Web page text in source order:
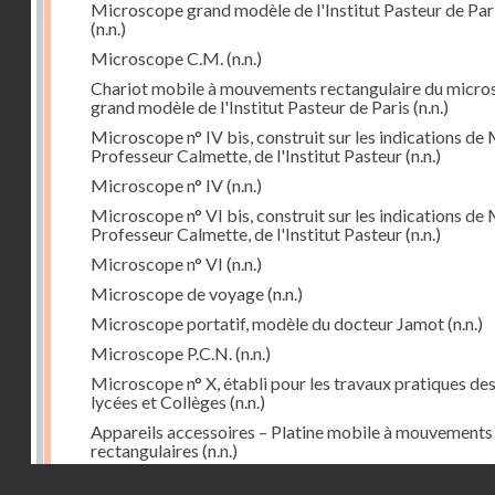
Microscope grand modèle de l'Institut Pasteur de
(n.n.)
Microscope C.M. (n.n.)
Chariot mobile à mouvements rectangulaire du
grand modèle de l'Institut Pasteur de Paris (n.n.)
Microscope n° IV bis, construit sur les indications de
Professeur Calmette, de l'Institut Pasteur(n.n.)
Microscope n° IV(n.n.)
Microscope n° VI bis, construit sur les indications de
Professeur Calmette, de l'Institut Pasteur(n.n.)
Microscope n° VI (n.n.)
Microscope de voyage(n.n.)
Microscope portatif, modèle du docteur Jamot(n.n.)
Microscope P.C.N. (n.n.)
Microscope n° X, établi pour les travaux pratiques des
lycées et Collèges (n.n.)
Appareils accessoires – Platine mobile à mouvements
rectangulaires (n.n.)